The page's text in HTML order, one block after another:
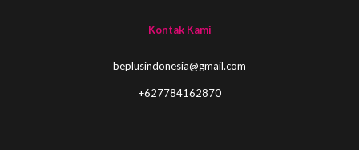
Kontak Kami
beplusindonesia@gmail.com
+627784162870